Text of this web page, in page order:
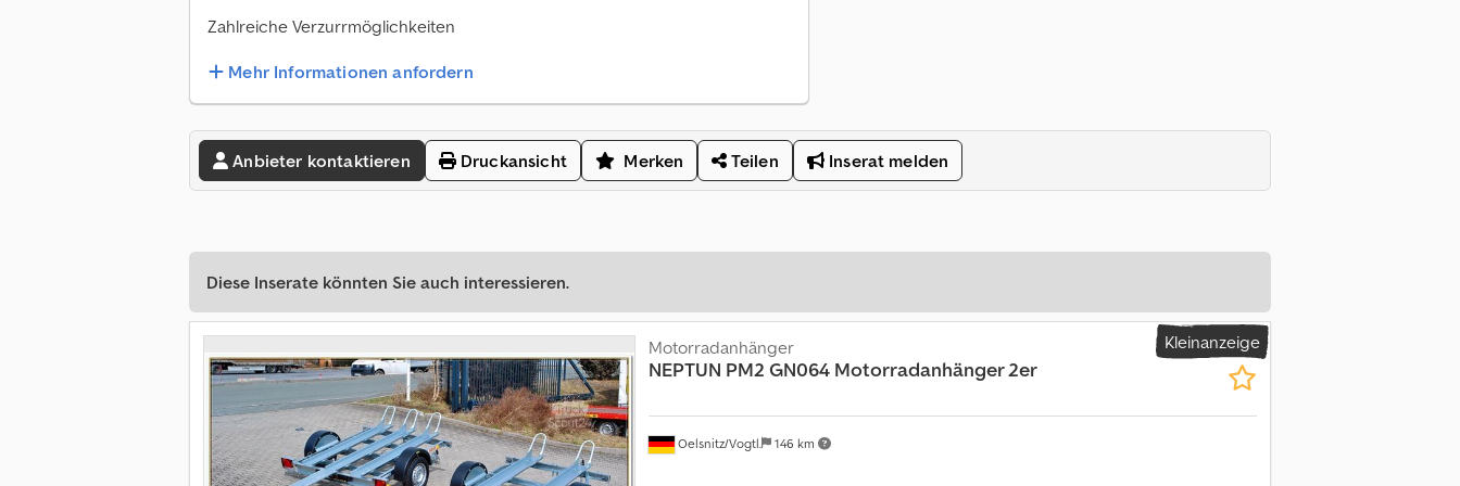
Zahlreiche Verzurrmöglichkeiten
Mehr Informationen anfordern
Anbieter kontaktieren Druckansicht Merken Teilen Inserat melden
Diese Inserate könnten Sie auch interessieren.
Kleinanzeige
Oelsnitz/Vogtl. 146 km
Motorradanhänger
NEPTUN PM2 GN064 Motorradanhänger 2er